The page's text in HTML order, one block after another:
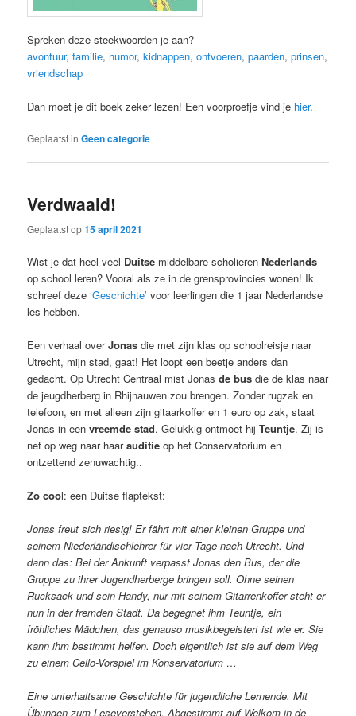
Spreken deze steekwoorden je aan?
avontuur,familie, humor,kidnappen,ontvoeren,paarden,prinsen,
vriendschap
Dan moet je dit boek zeker lezen! Een voorproefje vind je hier.
Geplaatst in Geen categorie
Verdwaald!
Geplaatst op15 april 2021
Wist je dat heel veel Duitse middelbare scholierenNederlands
op school leren? Vooral als ze in de grensprovincies wonen! Ik
schreef deze ‘Geschichte’ voor leerlingen die 1 jaar Nederlandse
les hebben.
Een verhaal overJonas die met zijn klas op schoolreisje naar
Utrecht, mijn stad, gaat! Het loopt een beetje anders dan
gedacht. Op Utrecht Centraal mist Jonasde bus die de klas naar
de jeugdherberg in Rhijnauwen zou brengen. Zonder rugzak en
telefoon, en met alleen zijn gitaarkoffer en 1 euro op zak, staat
Jonas in een vreemde stad. Gelukkig ontmoet hij Teuntje. Zij is
net op weg naar haarauditieop het Conservatorium en
ontzettend zenuwachtig..
Zo cool: een Duitse flaptekst:
Jonas freut sich riesig! Er fährt mit einer kleinen Gruppe und
seinem Niederländischlehrer für vier Tage nach Utrecht. Und
dann das: Bei der Ankunft verpasst Jonas den Bus, der die
Gruppe zu ihrer Jugendherberge bringen soll. Ohne seinen
Rucksack und sein Handy, nur mit seinem Gitarrenkoffer steht er
nun in der fremden Stadt. Da begegnet ihm Teuntje, ein
fröhliches Mädchen, das genauso musikbegeistert ist wie er. Sie
kann ihm bestimmt helfen. Doch eigentlich ist sie auf dem Weg
zu einem Cello-Vorspiel im Konservatorium …
Eine unterhaltsame Geschichte für jugendliche Lernende. Mit
Übungen zum Leseverstehen. Abgestimmt auf Welkom in de